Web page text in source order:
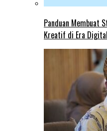
Panduan Membuat
Kreatif di Era Digital